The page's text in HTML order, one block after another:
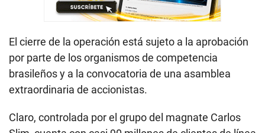
El cierre de la operación está sujeto a la aprobación
por parte de los organismos de competencia
brasileños y a la convocatoria de una asamblea
extraordinaria de accionistas.
Claro, controlada por el grupo del magnate Carlos